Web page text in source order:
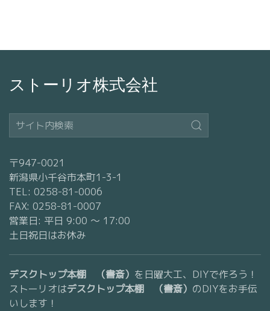
ストーリオ株式会社
〒947-0021
新潟県小千谷市本町1-3-1
TEL: 0258-81-0006
FAX: 0258-81-0007
営業日: 平日 9:00 〜 17:00
土日祝日はお休み
デスクトップ本棚 （書斎） を日曜大工、DIYで作ろう！
ストーリオはデスクトップ本棚 （書斎） のDIYをお手伝
いします！